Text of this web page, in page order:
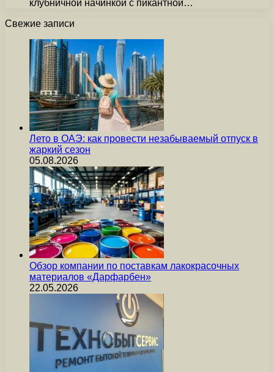
клубничной начинкой с пикантной…
Свежие записи
Лето в ОАЭ: как провести незабываемый отпуск в
жаркий сезон
05.08.2026
Обзор компании по поставкам лакокрасочных
материалов «Дарфарбен»
22.05.2026